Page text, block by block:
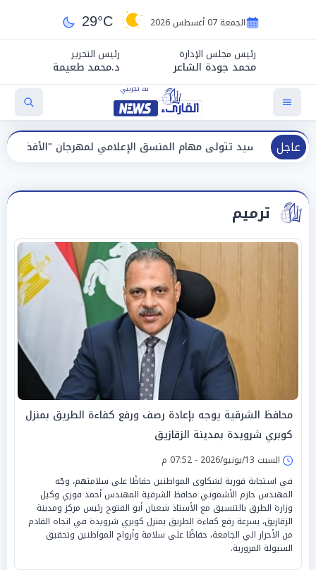
الجمعة 07 أغسطس 2026 29°C
رئيس مجلس الإدارة
محمد جودة الشاعر
رئيس التحرير
د.محمد طعيمة
عاجل
مهام المنسق الإعلامي لمهرجان "الأفضل بين الأفضل" في دورته
ترميم
محافظ الشرقية يوجه بإعادة رصف ورفع كفاءة الطريق بمنزل
كوبري شرويدة بمدينة الزقازيق
السبت 13/يونيو/2026 - 07:52 م
‏في استجابة فورية لشكاوى المواطنين حفاظًا على سلامتهم، وجّه
المهندس حازم الأشموني محافظ الشرقية المهندس أحمد فوزي وكيل
وزارة الطرق بالتنسيق مع الأستاذ شعبان أبو الفتوح رئيس مركز ومدينة
الزقازيق، بسرعة رفع كفاءة الطريق بمنزل كوبري شرويدة في اتجاه القادم
من الأحرار الي الجامعة، حفاظًا على سلامة وأرواح المواطنين وتحقيق
السيولة المرورية.